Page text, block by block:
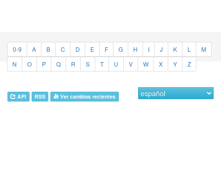
0-9 A B C D E F G H I J K L
M
N
O P Q R S T U V W X Y Z
API RSS Ver cambios recientes